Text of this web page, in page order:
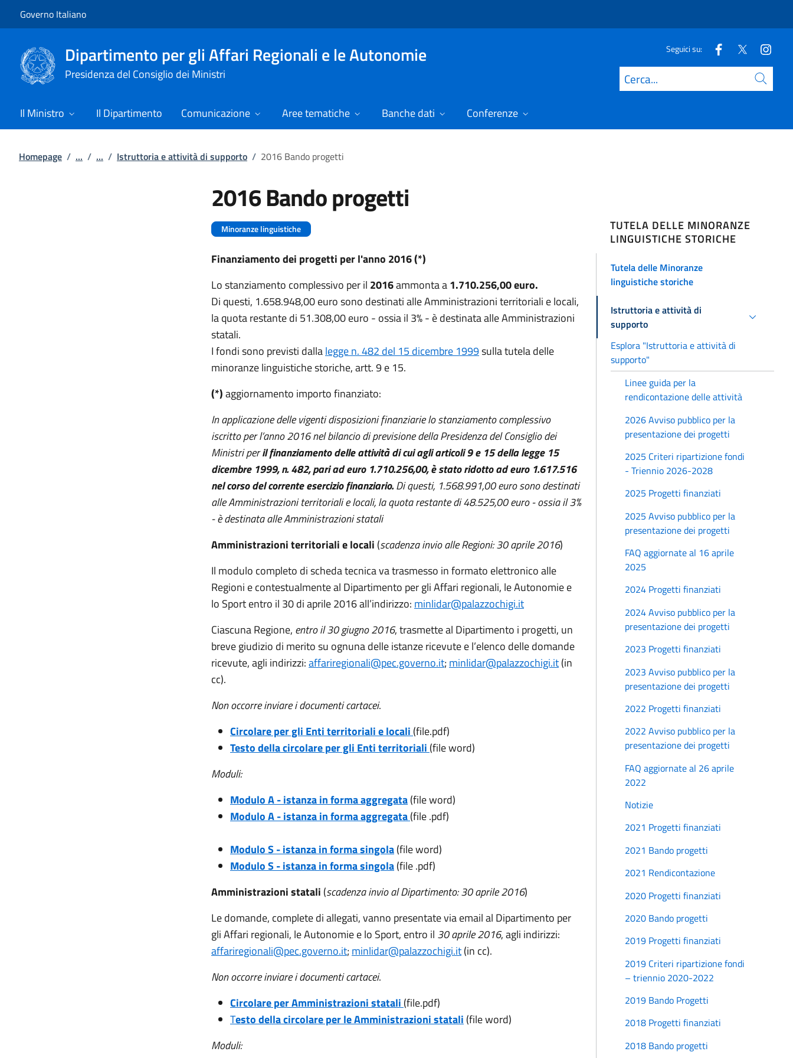
Governo Italiano
Dipartimento per gli Affari Regionali e le Autonomie
Presidenza del Consiglio dei Ministri
Seguici su:
Cerca
Il Ministro Il Dipartimento Comunicazione Aree tematiche Banche dati Conferenze
Homepage / ... / ... / Istruttoria e attività di supporto / 2016 Bando progetti
2016 Bando progetti
Minoranze linguistiche
Finanziamento dei progetti per l'anno 2016 (*)
Lo stanziamento complessivo per il 2016ammonta a1.710.256,00 euro.
Di questi, 1.658.948,00 euro sono destinati alle Amministrazioni territoriali e locali,
la quota restante di 51.308,00 euro - ossia il 3% - è destinata alle Amministrazioni
statali.
I fondi sono previsti dallalegge n. 482 del 15 dicembre 1999sulla tutela delle
minoranze linguistiche storiche, artt. 9 e 15.
(*)aggiornamento importo finanziato:
In applicazione delle vigenti disposizioni finanziarie lo stanziamento complessivo
iscritto per l’anno 2016 nel bilancio di previsione della Presidenza del Consiglio dei
Ministri peril finanziamento delle attività di cui agli articoli 9 e 15 della legge 15
dicembre 1999, n. 482, pari ad euro 1.710.256,00, è stato ridotto ad euro 1.617.516
nel corso del corrente esercizio finanziario.Di questi, 1.568.991,00 euro sono destinati
alle Amministrazioni territoriali e locali, la quota restante di 48.525,00 euro - ossia il 3%
- è destinata alle Amministrazioni statali
Amministrazioni territoriali e locali (scadenza invio alle Regioni: 30 aprile 2016)
Il modulo completo di scheda tecnica va trasmesso in formato elettronico alle
Regioni e contestualmente al Dipartimento per gli Affari regionali, le Autonomie e
lo Sport entro il 30 di aprile 2016 all’indirizzo: minlidar@palazzochigi.it
Ciascuna Regione, entro il 30 giugno 2016, trasmette al Dipartimento i progetti, un
breve giudizio di merito su ognuna delle istanze ricevute e l’elenco delle domande
ricevute, agli indirizzi:affariregionali@pec.governo.it; minlidar@palazzochigi.it(in
cc).
Non occorre inviare i documenti cartacei.
Circolare per gli Enti territoriali e locali (file.pdf)
Testo della circolare per gli Enti territoriali (file word)
Moduli:
Modulo A - istanza in forma aggregata(file word)
Modulo A - istanza in forma aggregata(file .pdf)
Modulo S - istanza in forma singola(file word)
Modulo S - istanza in forma singola(file .pdf)
Amministrazioni statali (scadenza invio al Dipartimento: 30 aprile 2016)
Le domande, complete di allegati, vanno presentate via email al Dipartimento per
gli Affari regionali, le Autonomie e lo Sport, entro il 30 aprile 2016, agli indirizzi:
affariregionali@pec.governo.it; minlidar@palazzochigi.it(in cc).
Non occorre inviare i documenti cartacei.
Circolare per Amministrazioni statali (file.pdf)
Testo della circolare per le Amministrazioni statali (file word)
Moduli:
TUTELA DELLE MINORANZE
LINGUISTICHE STORICHE
Tutela delle Minoranze
linguistiche storiche
Istruttoria e attività di
supporto
Esplora "Istruttoria e attività di
supporto"
Linee guida per la
rendicontazione delle attività
2026 Avviso pubblico per la
presentazione dei progetti
2025 Criteri ripartizione fondi
- Triennio 2026-2028
2025 Progetti finanziati
2025 Avviso pubblico per la
presentazione dei progetti
FAQ aggiornate al 16 aprile
2025
2024 Progetti finanziati
2024 Avviso pubblico per la
presentazione dei progetti
2023 Progetti finanziati
2023 Avviso pubblico per la
presentazione dei progetti
2022 Progetti finanziati
2022 Avviso pubblico per la
presentazione dei progetti
FAQ aggiornate al 26 aprile
2022
Notizie
2021 Progetti finanziati
2021 Bando progetti
2021 Rendicontazione
2020 Progetti finanziati
2020 Bando progetti
2019 Progetti finanziati
2019 Criteri ripartizione fondi
– triennio 2020-2022
2019 Bando Progetti
2018 Progetti finanziati
2018 Bando progetti